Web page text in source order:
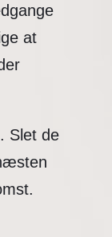
at
Slet de